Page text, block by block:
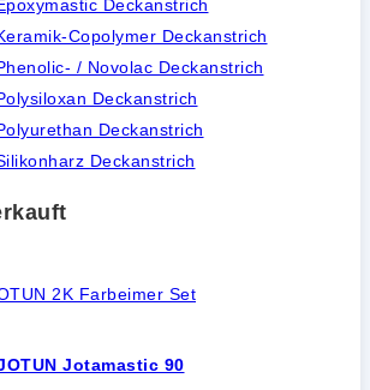
Deckanstrich
Copolymer Deckanstrich
/ Novolac Deckanstrich
Deckanstrich
Deckanstrich
Deckanstrich
Jotamastic 90